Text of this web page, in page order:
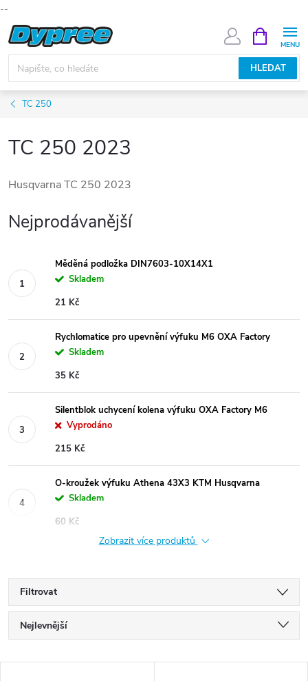
--
Přejít
na
obsah
HLEDAT
NÁKUPNÍ
KOŠÍK
TC 250
TC 250 2023
Husqvarna TC 250 2023
Nejprodávanější
Měděná podložka DIN7603-10X14X1
Skladem
21 Kč
Rychlomatice pro upevnění výfuku M6 OXA Factory
Skladem
35 Kč
Silentblok uchycení kolena výfuku OXA Factory M6
Vyprodáno
215 Kč
O-kroužek výfuku Athena 43X3 KTM Husqvarna
Skladem
60 Kč
Zobrazit více produktů
Filtrovat
Ř
a
Nejlevnější